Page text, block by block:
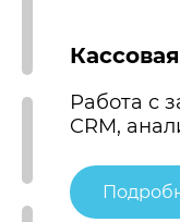
Работа с
CRM,